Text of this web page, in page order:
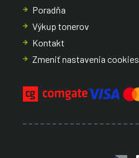
Poradňa
Výkup tonerov
Kontakt
Zmeniť nastavenia cookies